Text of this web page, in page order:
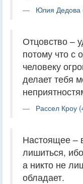
Юлия Дедова
Отцовство –
потому что с
человеку
делает тебя
Рассел Кроу
Настоящее –
лишиться,
а никто не
обладает.